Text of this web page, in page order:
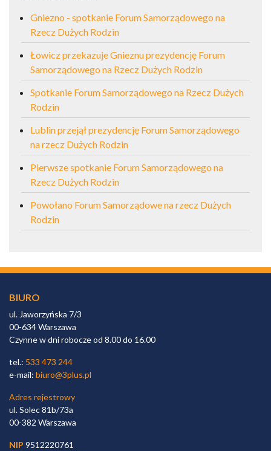
Gniezno - spotkanie Forum Samorządowego na
Rzecz Dużych Rodzin
Łowicz przekazuje Gnieznu prezydencję Forum
Samorządowego na Rzecz Dużych Rodzin
Spotkanie Forum Samorządowego na Rzecz Dużych
Rodzin
Lublin przejął prezydencję Forum Samorządowego
na rzecz Dużych Rodzin
Pierwsze spotkanie Forum Samorządowego na
Rzecz Dużych Rodzin
Powołano Forum Samorządowe na rzecz Dużych
Rodzin
BIURO
ul. Jaworzyńska 7/3
00-634 Warszawa
Czynne w dni robocze od 8.00 do 16.00
tel.: 533 473 244
e-mail: biuro@3plus.pl
Adres rejestrowy
ul. Solec 81b/73a
00-382 Warszawa
NIP 9512220761